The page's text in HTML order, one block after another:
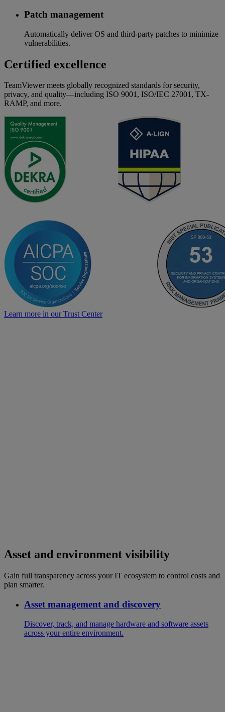
Patch management
Automatically deliver OS and third-party patches to minimize
vulnerabilities.
Certified excellence
TeamViewer meets globally recognized standards for security,
privacy, and quality—including ISO 9001, ISO/IEC 27001, TX-
RAMP, and more.
Learn more in our Trust Center
Asset and environment visibility
Gain full transparency across your IT ecosystem to control costs and
plan smarter.
Asset management and discovery
Discover, track, and manage hardware and software assets
across your entire environment.